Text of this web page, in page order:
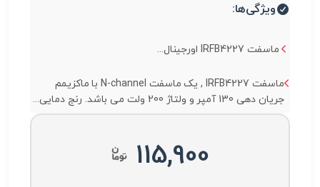
ویژگی‌ها:
ماسفت IRFB4227 اورجینال...
ماسفت IRFB4227 , یک ماسفت N-channel با ماکزیمم
جریان دهی 130 آمپر و ولتاژ 200 ولت می باشد. رنج دمایی...
115,900